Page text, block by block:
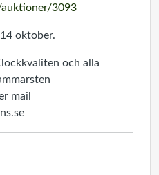
3093
oktober.
och alla
mail